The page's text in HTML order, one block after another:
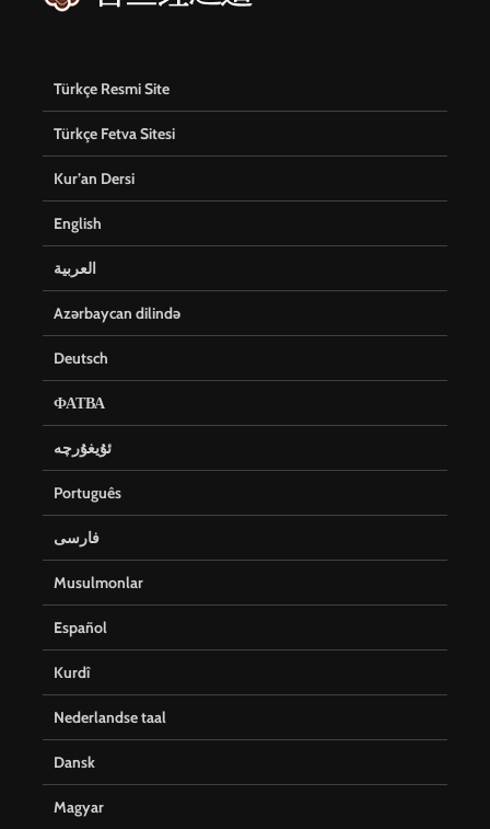
Türkçe Resmi Site
Türkçe Fetva Sitesi
Kur’an Dersi
English
العربية
Azərbaycan dilində
Deutsch
ФАТВА
ئۇيغۇرچە
Português
فارسی
Musulmonlar
Español
Kurdî
Nederlandse taal
Dansk
Magyar